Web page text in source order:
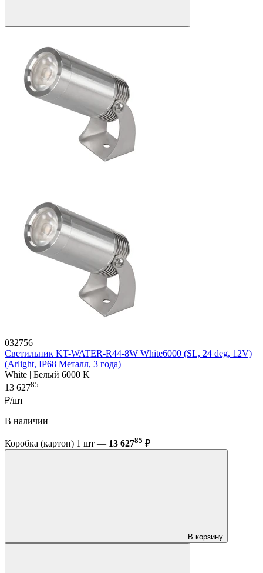
032756
Светильник KT-WATER-R44-8W White6000 (SL, 24 deg, 12V)
(Arlight, IP68 Металл, 3 года)
White | Белый 6000 K
13 62785
₽/шт
В наличии
Коробка (картон) 1 шт — 13 62785 ₽
В корзину